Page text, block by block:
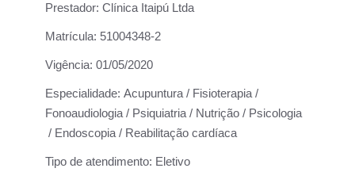
Prestador: Clínica Itaipú Ltda
Matrícula: 51004348-2
Vigência: 01/05/2020
Especialidade: Acupuntura / Fisioterapia /
Fonoaudiologia / Psiquiatria / Nutrição / Psicologia
/ Endoscopia / Reabilitação cardíaca
Tipo de atendimento: Eletivo